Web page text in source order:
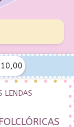
10,00
LENDAS